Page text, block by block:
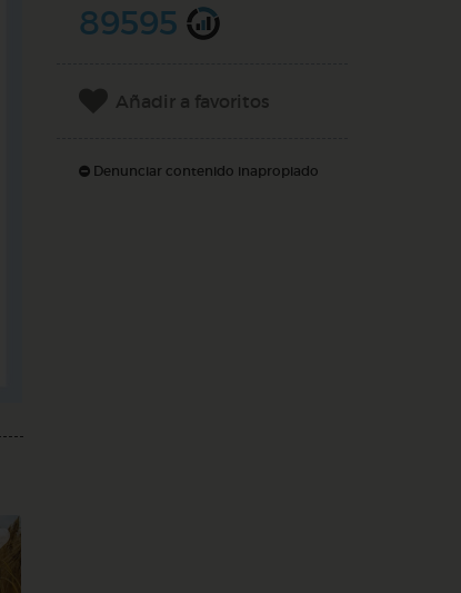
89595
Añadir a favoritos
Denunciar contenido inapropiado